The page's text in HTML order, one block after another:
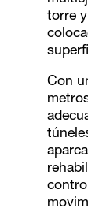
torre
Con